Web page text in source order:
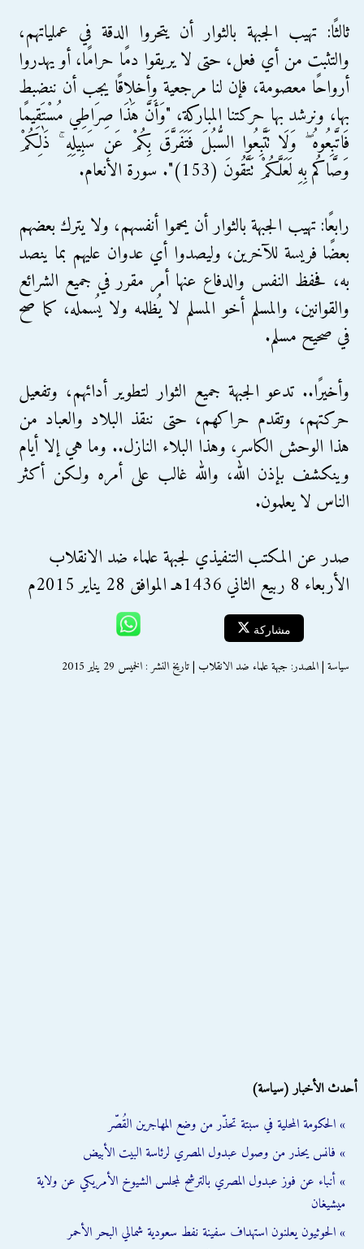
ثالثًا: تهيب الجبهة بالثوار أن يتحروا الدقة في عملياتهم،
والتثبت من أي فعل، حتى لا يريقوا دمًا حرامًا، أو يهدروا
أرواحًا معصومة، فإن لنا مرجعية وأخلاقًا يجب أن ننضبط
بها، ونرشد بها حركتنا المباركة، "وَأَنَّ هَٰذَا صِرَاطِي مُسْتَقِيمًا
فَاتَّبِعُوهُ ۖ وَلَا تَتَّبِعُوا السُّبُلَ فَتَفَرَّقَ بِكُمْ عَن سَبِيلِهِ ۚ ذَٰلِكُمْ
وَصَّاكُم بِهِ لَعَلَّكُمْ تَتَّقُونَ (153)". سورة الأنعام.
رابعًا: تهيب الجبهة بالثوار أن يحموا أنفسهم، ولا يترك بعضهم
بعضًا فريسة للآخرين، وليصدوا أي عدوان عليهم بما ينصد
به، فحفظ النفس والدفاع عنها أمر مقرر في جميع الشرائع
والقوانين، والمسلم أخو المسلم لا يُظلمه ولا يُسمله، كما صح
في صحيح مسلم.
وأخيرًا.. تدعو الجبهة جميع الثوار لتطوير أدائهم، وتفعيل
حركتهم، وتقدم حراكهم، حتى ننقذ البلاد والعباد من
هذا الوحش الكاسر، وهذا البلاء النازل.. وما هي إلا أيام
وينكشف بإذن الله، والله غالب على أمره ولكن أكثر
الناس لا يعلمون.
صدر عن المكتب التنفيذي لجبهة علماء ضد الانقلاب
الأربعاء 8 ربيع الثاني 1436هـ الموافق 28 يناير 2015م
مشاركة
سياسة | المصدر: جبهة علماء ضد الانقلاب | تاريخ النشر : الخميس 29 يناير 2015
أحدث الأخبار (سياسة)
» الحكومة المحلية في سبتة تحذّر من وضع المهاجرين القُصّر
» فانس يحذر من وصول عبدول المصري لرئاسة البيت الأبيض
» أنباء عن فوز عبدول المصري بالترشح لمجلس الشيوخ الأمريكي عن ولاية
ميشيغان
» الحوثيون يعلنون استهداف سفينة نفط سعودية شمالي البحر الأحمر